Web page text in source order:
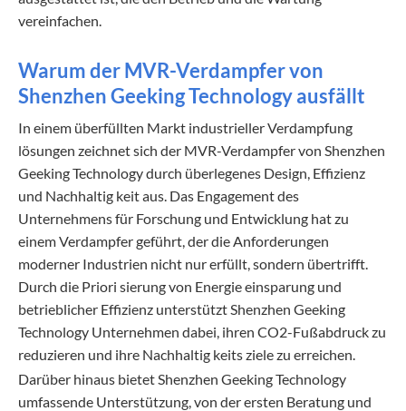
vereinfachen.
Warum der MVR-Verdampfer von
Shenzhen Geeking Technology ausfällt
In einem überfüllten Markt industrieller Verdampfung
lösungen zeichnet sich der MVR-Verdampfer von Shenzhen
Geeking Technology durch überlegenes Design, Effizienz
und Nachhaltig keit aus. Das Engagement des
Unternehmens für Forschung und Entwicklung hat zu
einem Verdampfer geführt, der die Anforderungen
moderner Industrien nicht nur erfüllt, sondern übertrifft.
Durch die Priori sierung von Energie einsparung und
betrieblicher Effizienz unterstützt Shenzhen Geeking
Technology Unternehmen dabei, ihren CO2-Fußabdruck zu
reduzieren und ihre Nachhaltig keits ziele zu erreichen.
Darüber hinaus bietet Shenzhen Geeking Technology
umfassende Unterstützung, von der ersten Beratung und